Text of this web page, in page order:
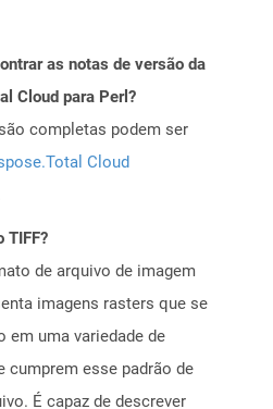
as notas de versão da
Cloud para Perl?
completas podem ser
Cloud
TIFF?
de arquivo de imagem
imagens rasters que se
em uma variedade de
cumprem esse padrão de
É capaz de descrever